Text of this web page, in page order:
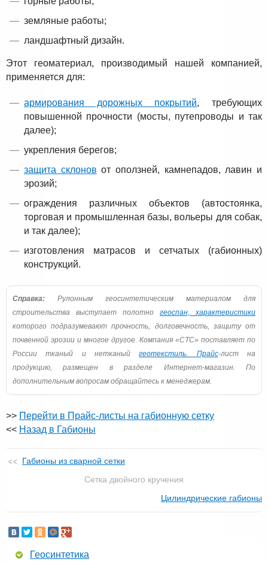
земляные работы;
ландшафтный дизайн.
Этот геоматериал, производимый нашей компанией,
применяется для:
армирования дорожных покрытий, требующих
повышенной прочности (мосты, путепроводы и так
далее);
укрепления берегов;
защита склонов от оползней, камнепадов, лавин и
эрозий;
ограждения различных объектов (автостоянка,
торговая и промышленная базы, вольеры для собак,
и так далее);
изготовления матрасов и сетчатых (габионных)
конструкций.
Справка: Рулонным геосинтетическим материалом для
строительства выступает полотно геоспан, характеристики
которого подразумевают прочность, долговечность, защиту от
почвенной эрозии и многое другое. Компания «СТС» поставляет по
России тканый и нетканыйгеотекстиль. Прайс-лист на
продукцию, размещен в разделе Интернет-магазин. По
дополнительным вопросам обращайтесь к менеджерам.
>> Перейти в Прайс-листы на габионную сетку
<< Назад в Габионы
Габионы из сварной сетки
Сетка двойного кручения
Цилиндрические габионы
Геосинтетика